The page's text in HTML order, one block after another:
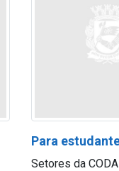
Para
Setores da